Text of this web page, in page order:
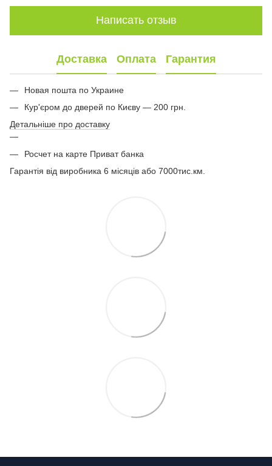
Написать отзыв
Доставка Оплата Гарантия
Новая пошта по Украине
Кур'єром до дверей по Києву — 200 грн.
Детальніше про доставку
Росчет на карте Приват банка
Гарантія від виробника 6 місяців або 7000тис.км.